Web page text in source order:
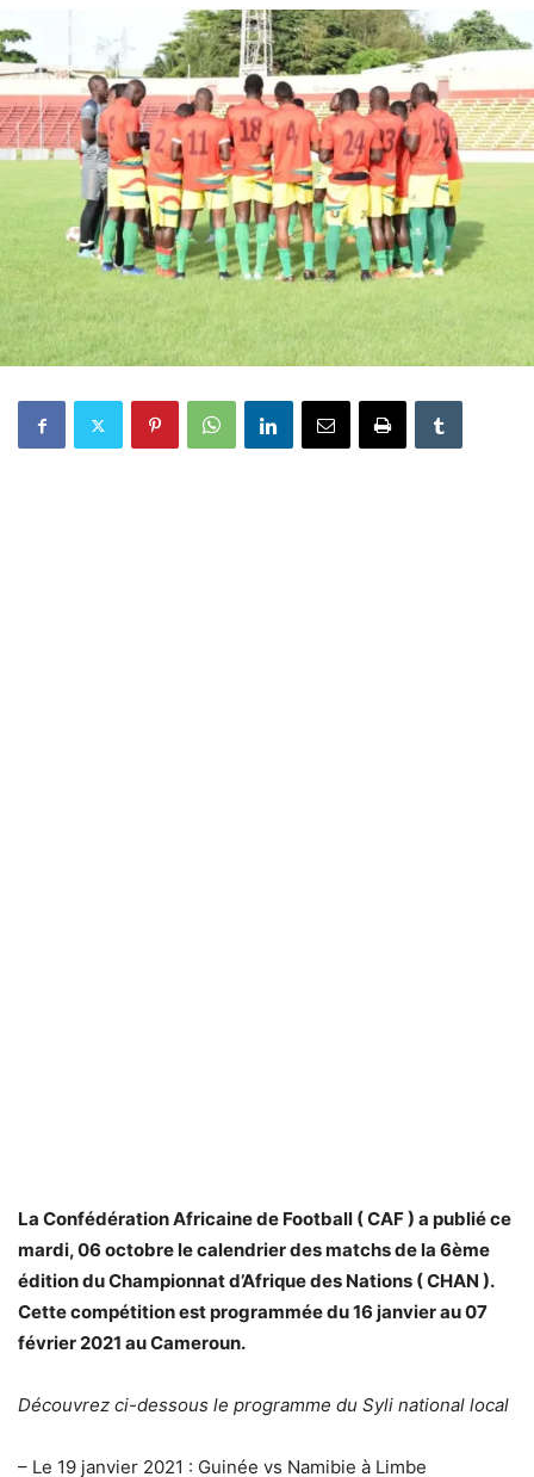
La Confédération Africaine de Football ( CAF ) a publié ce
mardi, 06 octobre le calendrier des matchs de la 6ème
édition du Championnat d’Afrique des Nations ( CHAN ).
Cette compétition est programmée du 16 janvier au 07
février 2021 au Cameroun.
Découvrez ci-dessous le programme du Syli national local
– Le 19 janvier 2021 : Guinée vs Namibie à Limbe